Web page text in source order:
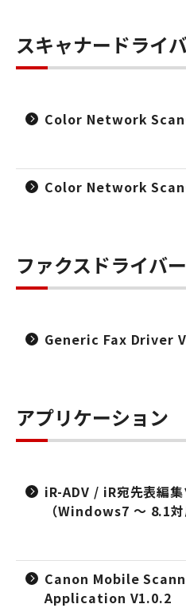
スキャナードライ
Color Network
Color Network
ファクスドライバー
Generic Fax Driver
アプリケーション
iR-ADV / iR宛先表編
（Windows7 ～ 8.1対
Canon Mobile
Application V1.0.2